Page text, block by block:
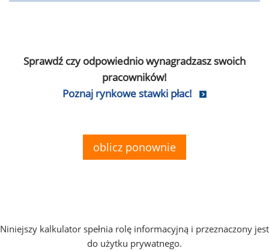
Sprawdź czy odpowiednio wynagradzasz swoich
pracowników!
Poznaj rynkowe stawki płac!
oblicz ponownie
Niniejszy kalkulator spełnia rolę informacyjną i przeznaczony jest
do użytku prywatnego.